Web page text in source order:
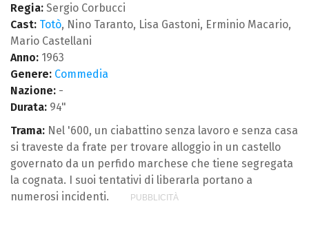
Regia: Sergio Corbucci
Cast: Totò, Nino Taranto, Lisa Gastoni, Erminio Macario,
Mario Castellani
Anno: 1963
Genere: Commedia
Nazione: -
Durata: 94"
Trama: Nel '600, un ciabattino senza lavoro e senza casa
si traveste da frate per trovare alloggio in un castello
governato da un perfido marchese che tiene segregata
la cognata. I suoi tentativi di liberarla portano a
numerosi incidenti.